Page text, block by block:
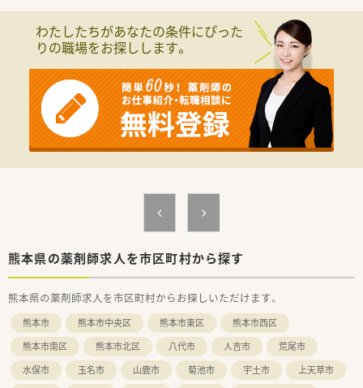
【法人特徴について】
■ドラッグストア事業を主力の一つとして九州全域に展開して
おり、総合スーパーの強みを活かした利便性の高い店舗作りが特
徴です。
■九州内に19店舗の調剤薬局を運営しており、今後もグループ
間の連携を強めることで配属エリアのさらなる拡大が見込まれ
ています。
■DX化を積極的に推進しており、ピッキングサポートや重量監
査機を全店に導入することで業務の効率化と安全性を両立して
【こんな取り組みをしています】
ます。
■育児休業は最大で3年間まで取得することが可能であり、時短
す。
■勤務時間内に受講可能なリテール研修やハピコム研修が充実
しており、働きながら自己研鑽に励むことができる環境を整えて
います。
わたしたちがあなたの条件にぴった
りの職場をお探しします。
熊本県の薬剤師求人を市区町村から探す
熊本県の薬剤師求人を市区町村からお探しいただけます。
熊本市 熊本市中央区 熊本市東区
熊本市西区
熊本市南区
熊本市北区 八代市 人吉市
荒尾市
水俣市
玉名市 山鹿市 菊池市 宇土市
上天草市